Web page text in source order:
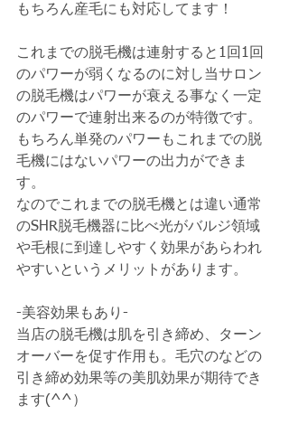
もちろん産毛にも対応してます！
これまでの脱毛機は連射すると1回1回
のパワーが弱くなるのに対し当サロン
の脱毛機はパワーが衰える事なく一定
のパワーで連射出来るのが特徴です。
もちろん単発のパワーもこれまでの脱
毛機にはないパワーの出力ができま
す。
なのでこれまでの脱毛機とは違い通常
のSHR脱毛機器に比べ光がバルジ領域
や毛根に到達しやすく効果があらわれ
やすいというメリットがあります。
-美容効果もあり-
当店の脱毛機は肌を引き締め、ターン
オーバーを促す作用も。毛穴のなどの
引き締め効果等の美肌効果が期待でき
ます(^^）